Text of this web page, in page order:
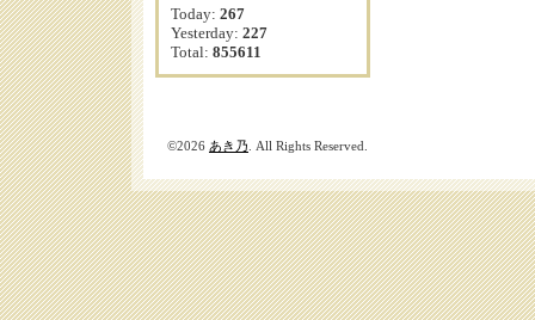
Today: 267
Yesterday: 227
Total: 855611
©2026 あき乃 . All Rights Reserved.